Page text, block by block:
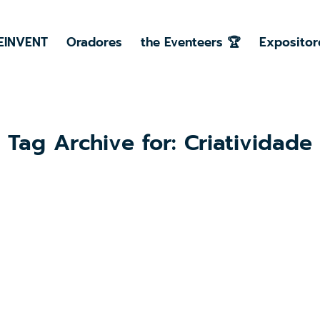
Oradores the Eventeers 🏆
Tag Archive for: Criatividade